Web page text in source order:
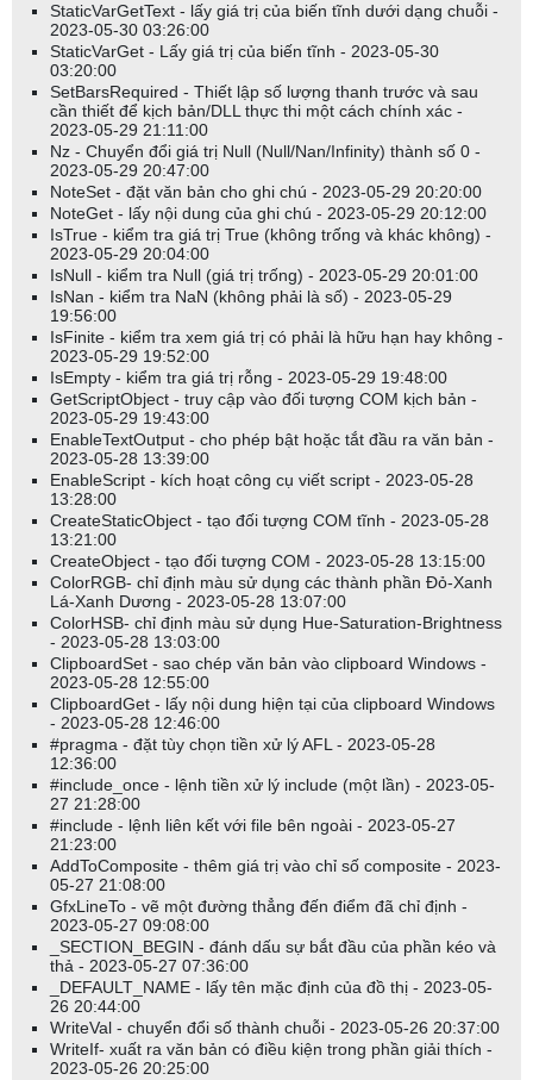
StaticVarGetText - lấy giá trị của biến tĩnh dưới dạng chuỗi -
2023-05-30 03:26:00
StaticVarGet - Lấy giá trị của biến tĩnh - 2023-05-30
03:20:00
SetBarsRequired - Thiết lập số lượng thanh trước và sau
cần thiết để kịch bản/DLL thực thi một cách chính xác -
2023-05-29 21:11:00
Nz - Chuyển đổi giá trị Null (Null/Nan/Infinity) thành số 0 -
2023-05-29 20:47:00
NoteSet - đặt văn bản cho ghi chú - 2023-05-29 20:20:00
NoteGet - lấy nội dung của ghi chú - 2023-05-29 20:12:00
IsTrue - kiểm tra giá trị True (không trống và khác không) -
2023-05-29 20:04:00
IsNull - kiểm tra Null (giá trị trống) - 2023-05-29 20:01:00
IsNan - kiểm tra NaN (không phải là số) - 2023-05-29
19:56:00
IsFinite - kiểm tra xem giá trị có phải là hữu hạn hay không -
2023-05-29 19:52:00
IsEmpty - kiểm tra giá trị rỗng - 2023-05-29 19:48:00
GetScriptObject - truy cập vào đối tượng COM kịch bản -
2023-05-29 19:43:00
EnableTextOutput - cho phép bật hoặc tắt đầu ra văn bản -
2023-05-28 13:39:00
EnableScript - kích hoạt công cụ viết script - 2023-05-28
13:28:00
CreateStaticObject - tạo đối tượng COM tĩnh - 2023-05-28
13:21:00
CreateObject - tạo đối tượng COM - 2023-05-28 13:15:00
ColorRGB- chỉ định màu sử dụng các thành phần Đỏ-Xanh
Lá-Xanh Dương - 2023-05-28 13:07:00
ColorHSB- chỉ định màu sử dụng Hue-Saturation-Brightness
- 2023-05-28 13:03:00
ClipboardSet - sao chép văn bản vào clipboard Windows -
2023-05-28 12:55:00
ClipboardGet - lấy nội dung hiện tại của clipboard Windows
- 2023-05-28 12:46:00
#pragma - đặt tùy chọn tiền xử lý AFL - 2023-05-28
12:36:00
#include_once - lệnh tiền xử lý include (một lần) - 2023-05-
27 21:28:00
#include - lệnh liên kết với file bên ngoài - 2023-05-27
21:23:00
AddToComposite - thêm giá trị vào chỉ số composite - 2023-
05-27 21:08:00
GfxLineTo - vẽ một đường thẳng đến điểm đã chỉ định -
2023-05-27 09:08:00
_SECTION_BEGIN - đánh dấu sự bắt đầu của phần kéo và
thả - 2023-05-27 07:36:00
_DEFAULT_NAME - lấy tên mặc định của đồ thị - 2023-05-
26 20:44:00
WriteVal - chuyển đổi số thành chuỗi - 2023-05-26 20:37:00
WriteIf- xuất ra văn bản có điều kiện trong phần giải thích -
2023-05-26 20:25:00